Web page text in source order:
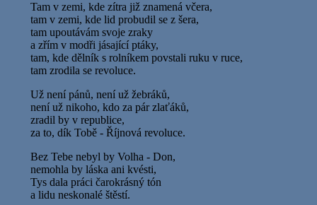
Tam v zemi, kde zítra již znamená včera,
tam v zemi, kde lid probudil se z šera,
tam upoutávám svoje zraky
a zřím v modři jásající ptáky,
tam, kde dělník s rolníkem povstali ruku v ruce,
tam zrodila se revoluce.
Už není pánů, není už žebráků,
není už nikoho, kdo za pár zlaťáků,
zradil by v republice,
za to, dík Tobě - Říjnová revoluce.
Bez Tebe nebyl by Volha - Don,
nemohla by láska ani kvésti,
Tys dala práci čarokrásný tón
a lidu neskonalé štěstí.